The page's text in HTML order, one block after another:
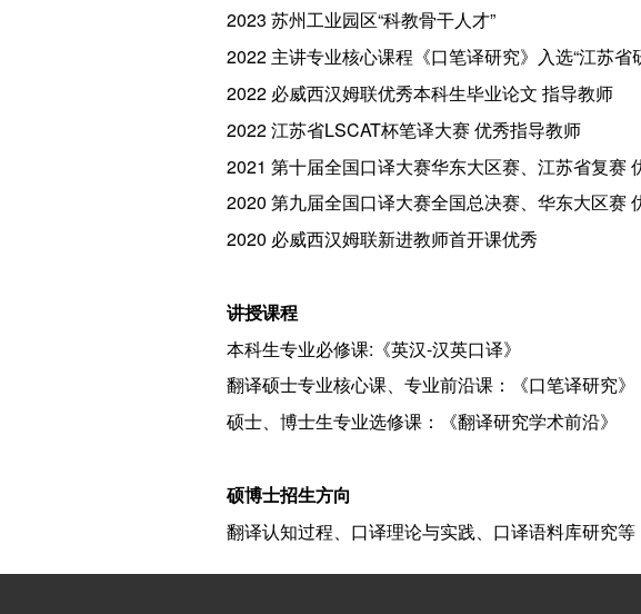
2023 苏州工业园区“科教骨干人才”
2022 主讲专业核心课程《口笔译研究》入选“江苏省
2022 必威西汉姆联优秀本科生毕业论文 指导教师
2022 江苏省LSCAT杯笔译大赛 优秀指导教师
2021 第十届全国口译大赛华东大区赛、江苏省复赛
2020 第九届全国口译大赛全国总决赛、华东大区赛
2020 必威西汉姆联新进教师首开课优秀
讲授课程
本科生专业必修课:《英汉-汉英口译》
翻译硕士专业核心课、专业前沿课：《口笔译研究
硕士、博士生专业选修课：《翻译研究学术前沿》
硕博士招生方向
翻译认知过程、口译理论与实践、口译语料库研究等